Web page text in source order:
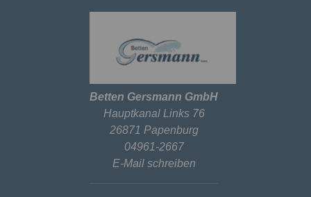
Betten Gersmann GmbH
Hauptkanal Links 76
26871 Papenburg
04961-2667
E-Mail schreiben